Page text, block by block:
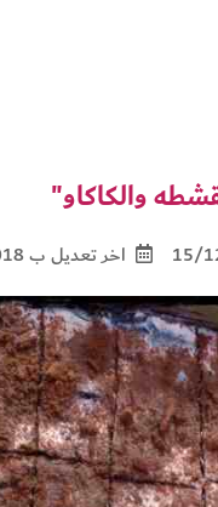
والكاكاو"
اخر تعديل ب 30/06/2018